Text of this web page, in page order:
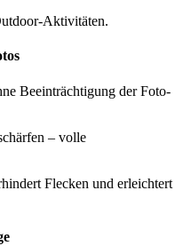
Aktivitäten.
Beeinträchtigung der Foto-
– volle
Flecken und erleichtert